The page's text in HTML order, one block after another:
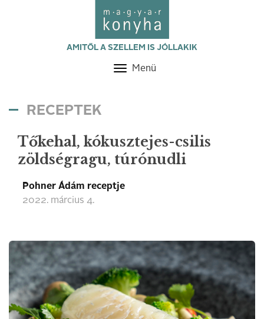
AMITŐL A SZELLEM IS JÓLLAKIK
Toggle
Menü
RECEPTEK
Tőkehal, kókusztejes-csilis
zöldségragu, túrónudli
Pohner Ádám receptje
2022. március 4.